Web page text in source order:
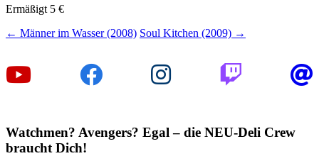
Ermäßigt 5 €
Beitragsnavigation
← Männer im Wasser (2008) Soul Kitchen (2009) →
Watchmen? Avengers? Egal – die NEU-Deli Crew
braucht Dich!